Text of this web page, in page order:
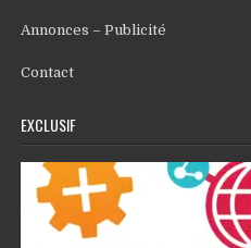
Annonces – Publicité
Contact
EXCLUSIF